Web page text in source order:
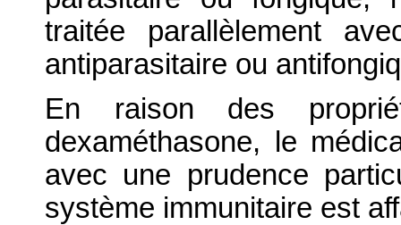
traitée parallèlement
antiparasitaire ou
En raison des
dexaméthasone, le
avec une prudence
système immunitaire est